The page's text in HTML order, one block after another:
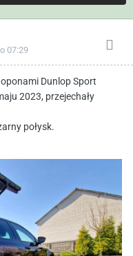
07:29
Dunlop Sport
2023, przejechały
połysk.